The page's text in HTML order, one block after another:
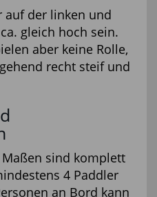
auf der linken und
gleich hoch sein.
aber keine Rolle,
recht steif und
sind komplett
4 Paddler
an Bord kann